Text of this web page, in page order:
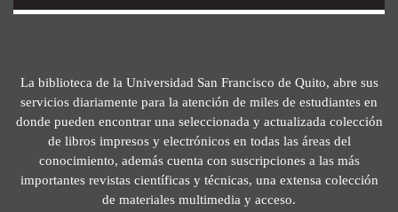
La biblioteca de la Universidad San Francisco de Quito, abre sus
servicios diariamente para la atención de miles de estudiantes en
donde pueden encontrar una seleccionada y actualizada colección
de libros impresos y electrónicos en todas las áreas del
conocimiento, además cuenta con suscripciones a las más
importantes revistas científicas y técnicas, una extensa colección
de materiales multimedia y acceso.